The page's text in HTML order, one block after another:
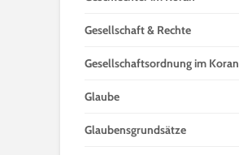
Gesellschaft & Rechte
Gesellschaftsordnung im Koran
Glaube
Glaubensgrundsätze